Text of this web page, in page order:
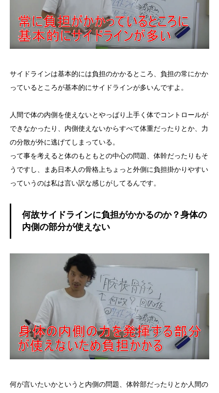
サイドラインは基本的には負担のかかるところ、負担の常にかか
っているところが基本的にサイドラインが多いんですよ。
人間で体の内側を使えないとやっぱり上手く体でコントロールが
できなかったり、内側使えないからすべて体重だったりとか、力
の分散が外に逃げてしまっている。
って事を考えると体のもともとの中心の問題、体幹だったりもそ
うですし、まあ日本人の骨格上ちょっと外側に負担掛かりやすい
っていうのは私は言い訳な感じがしてるんです。
何故サイドラインに負担がかかるのか？身体の
内側の部分が使えない
何が言いたいかというと内側の問題、体幹部だったりとか人間の